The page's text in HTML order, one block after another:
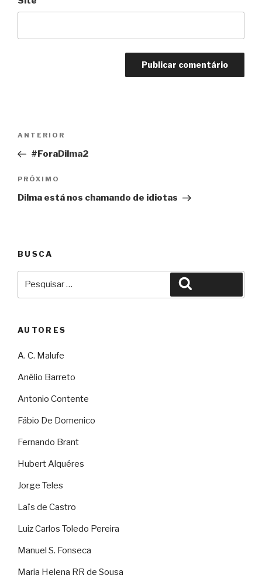
Post
Anterior
ANTERIOR
#ForaDilma2
Próximo
PRÓXIMO
Dilma está nos chamando de idiotas
BUSCA
AUTORES
A. C. Malufe
Anélio Barreto
Antonio Contente
Fábio De Domenico
Fernando Brant
Hubert Alquéres
Jorge Teles
Laïs de Castro
Luiz Carlos Toledo Pereira
Manuel S. Fonseca
Maria Helena RR de Sousa